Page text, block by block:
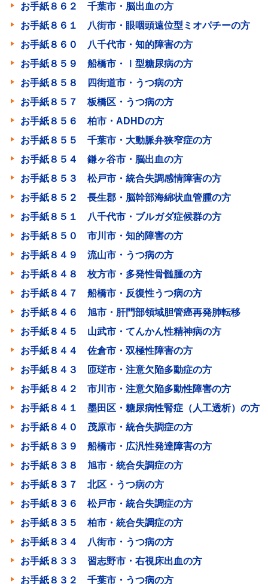
お手紙８６２ 千葉市・脳出血の方
お手紙８６１ 八街市・眼咽頭遠位型ミオパチーの方
お手紙８６０ 八千代市・知的障害の方
お手紙８５９ 船橋市・Ⅰ型糖尿病の方
お手紙８５８ 四街道市・うつ病の方
お手紙８５７ 板橋区・うつ病の方
お手紙８５６ 柏市・ADHDの方
お手紙８５５ 千葉市・大動脈弁狭窄症の方
お手紙８５４ 鎌ヶ谷市・脳出血の方
お手紙８５３ 松戸市・統合失調感情障害の方
お手紙８５２ 長生郡・脳幹部海綿状血管腫の方
お手紙８５１ 八千代市・ブルガダ症候群の方
お手紙８５０ 市川市・知的障害の方
お手紙８４９ 流山市・うつ病の方
お手紙８４８ 枚方市・多発性骨髄腫の方
お手紙８４７ 船橋市・反復性うつ病の方
お手紙８４６ 旭市・肝門部領域胆管癌再発肺転移
お手紙８４５ 山武市・てんかん性精神病の方
お手紙８４４ 佐倉市・双極性障害の方
お手紙８４３ 匝瑳市・注意欠陥多動症の方
お手紙８４２ 市川市・注意欠陥多動性障害の方
お手紙８４１ 墨田区・糖尿病性腎症（人工透析）の方
お手紙８４０ 茂原市・統合失調症の方
お手紙８３９ 船橋市・広汎性発達障害の方
お手紙８３８ 旭市・統合失調症の方
お手紙８３７ 北区・うつ病の方
お手紙８３６ 松戸市・統合失調症の方
お手紙８３５ 柏市・統合失調症の方
お手紙８３４ 八街市・うつ病の方
お手紙８３３ 習志野市・右視床出血の方
お手紙８３２ 千葉市・うつ病の方